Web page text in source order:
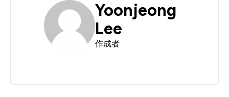
Yoonjeong
Lee
作成者